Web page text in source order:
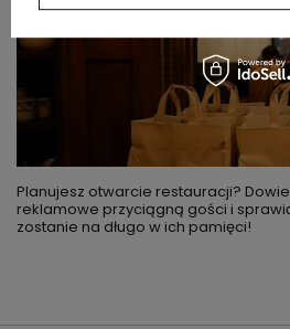
Planujesz otwarcie restauracji?
reklamowe przyciągną gości i
zostanie na długo w ich pamięci!